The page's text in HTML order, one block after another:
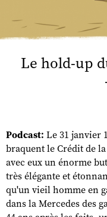
Le hold-up
Podcast: Le 31 janvier
braquent le Crédit de
avec eux un énorme
très élégante et
qu'un vieil homme en
dans la Mercedes des